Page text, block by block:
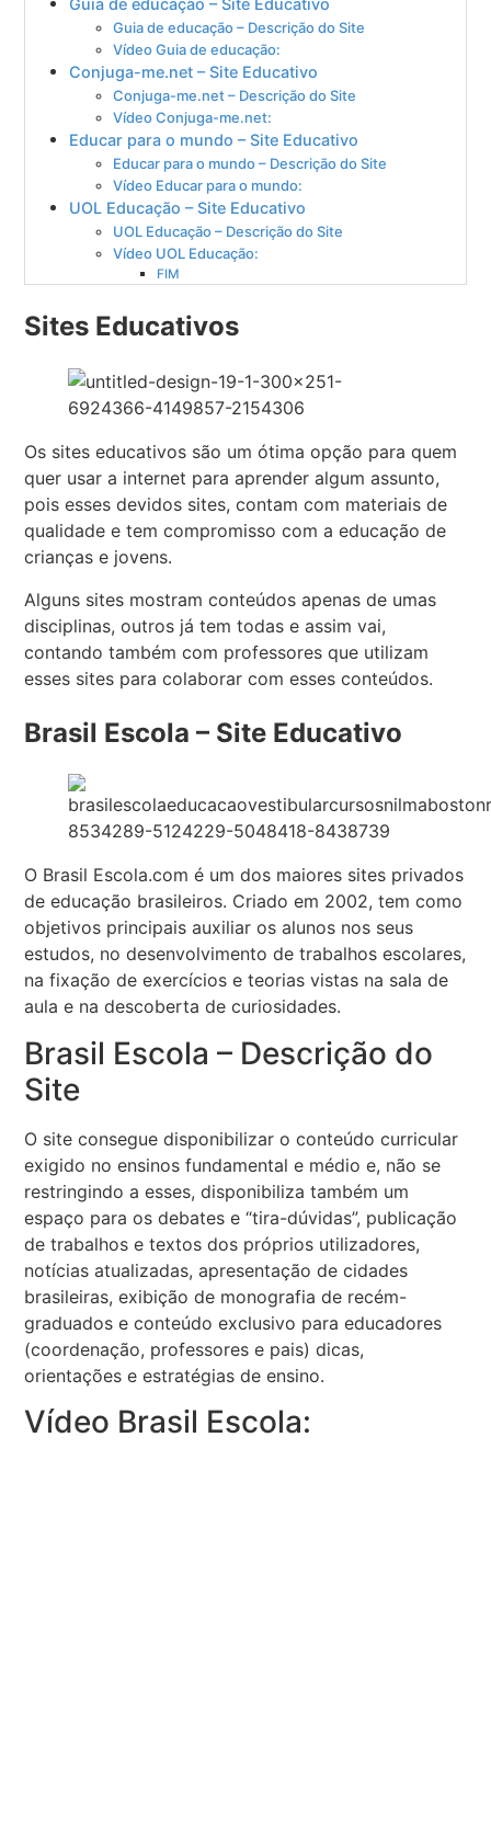
Guia de educação – Site Educativo
Guia de educação – Descrição do Site
Vídeo Guia de educação:
Conjuga-me.net – Site Educativo
Conjuga-me.net – Descrição do Site
Vídeo Conjuga-me.net:
Educar para o mundo – Site Educativo
Educar para o mundo – Descrição do Site
Vídeo Educar para o mundo:
UOL Educação – Site Educativo
UOL Educação – Descrição do Site
Vídeo UOL Educação:
FIM
Sites Educativos
Os sites educativos são um ótima opção para quem
quer usar a internet para aprender algum assunto,
pois esses devidos sites, contam com materiais de
qualidade e tem compromisso com a educação de
crianças e jovens.
Alguns sites mostram conteúdos apenas de umas
disciplinas, outros já tem todas e assim vai,
contando também com professores que utilizam
esses sites para colaborar com esses conteúdos.
Brasil Escola – Site Educativo
O Brasil Escola.com é um dos maiores sites privados
de educação brasileiros. Criado em 2002, tem como
objetivos principais auxiliar os alunos nos seus
estudos, no desenvolvimento de trabalhos escolares,
na fixação de exercícios e teorias vistas na sala de
aula e na descoberta de curiosidades.
Brasil Escola – Descrição do
Site
O site consegue disponibilizar o conteúdo curricular
exigido no ensinos fundamental e médio e, não se
restringindo a esses, disponibiliza também um
espaço para os debates e “tira-dúvidas”, publicação
de trabalhos e textos dos próprios utilizadores,
notícias atualizadas, apresentação de cidades
brasileiras, exibição de monografia de recém-
graduados e conteúdo exclusivo para educadores
(coordenação, professores e pais) dicas,
orientações e estratégias de ensino.
Vídeo Brasil Escola: